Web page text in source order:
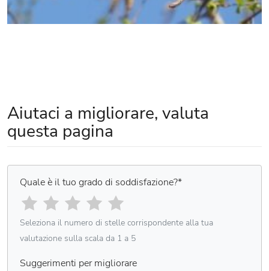
Aiutaci a migliorare, valuta
questa pagina
Quale è il tuo grado di soddisfazione?*
Seleziona il numero di stelle corrispondente alla tua
valutazione sulla scala da 1 a 5
Suggerimenti per migliorare